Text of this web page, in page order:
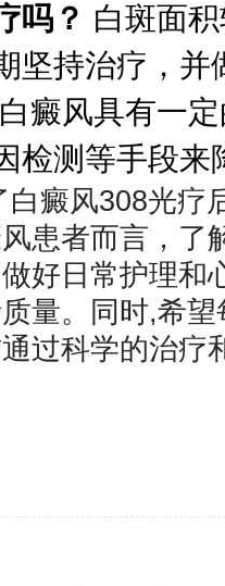
吗？ 白斑面
坚持治疗，并
白癜风具有一
检测等手段来
癜风308光疗
患者而言，了
好日常护理和
量。同时,希
过科学的治疗